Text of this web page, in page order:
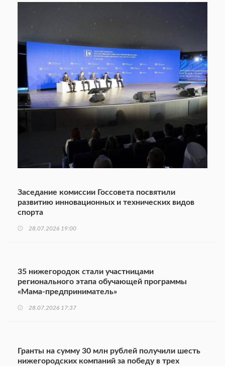
Заседание комиссии Госсовета посвятили
развитию инновационных и технических видов
спорта
28.07.2026 19:00
35 нижегородок стали участницами
регионального этапа обучающей программы
«Мама-предприниматель»
28.07.2026 17:37
Гранты на сумму 30 млн рублей получили шесть
нижегородских компаний за победу в трех